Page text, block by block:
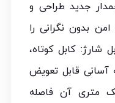
جدید طراحی و
بدون نگرانی را
شارژ: کابل کوتاه،
قابل تعویض
متری آن فاصله